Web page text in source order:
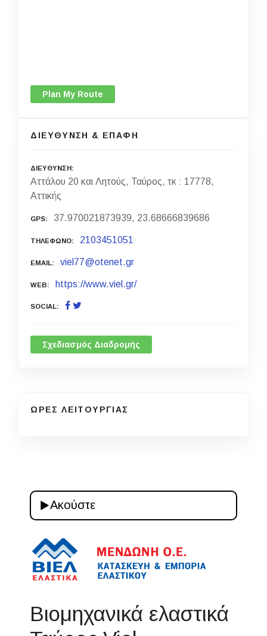
Plan My Route
ΔΙΕΥΘΥΝΣΗ & ΕΠΑΦΗ
ΔΙΕΥΘΥΝΣΗ
Αττάλου 20 και Λητούς, Ταύρος, τκ : 17778,
Αττικής
GPS 37.970021873939, 23.68666839686
ΤΗΛΕΦΩΝΟ 2103451051
EMAIL viel77@otenet.gr
WEB https://www.viel.gr/
SOCIAL
Σχεδιασμός Διαδρομής
ΩΡΕΣ ΛΕΙΤΟΥΡΓΙΑΣ
Ακούστε
Βιομηχανικά ελαστικά